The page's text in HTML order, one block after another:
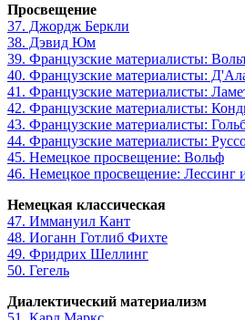
Просвещение
37. Джордж Беркли
38. Дэвид Юм
39. Французские материалисты:
40. Французские материалисты:
41. Французские материалисты:
42. Французские материалисты:
43. Французские материалисты:
44. Французские материалисты:
45. Немецкое просвещение: Вольф
46. Немецкое просвещение: Лессинг
Немецкая классическая
47. Иммануил Кант
48. Иоганн Готлиб Фихте
49. Фридрих Шеллинг
50. Гегель
Диалектический материализм